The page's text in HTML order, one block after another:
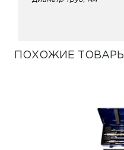
ПОХОЖИЕ ТОВАРЫ